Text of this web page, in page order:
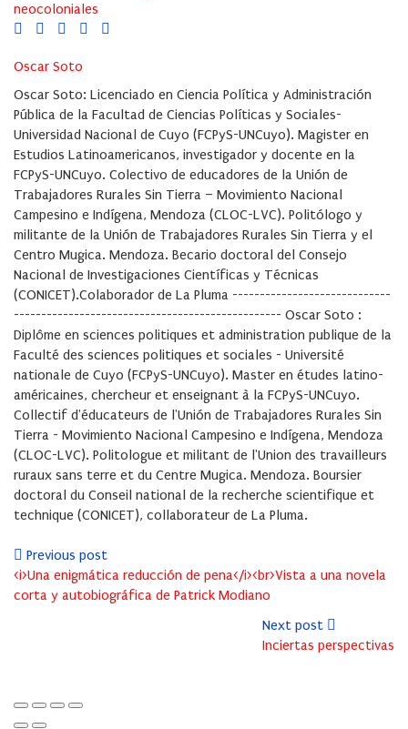
neocoloniales
Oscar Soto
Oscar Soto: Licenciado en Ciencia Política y Administración
Pública de la Facultad de Ciencias Políticas y Sociales-
Universidad Nacional de Cuyo (FCPyS-UNCuyo). Magister en
Estudios Latinoamericanos, investigador y docente en la
FCPyS-UNCuyo. Colectivo de educadores de la Unión de
Trabajadores Rurales Sin Tierra – Movimiento Nacional
Campesino e Indígena, Mendoza (CLOC-LVC). Politólogo y
militante de la Unión de Trabajadores Rurales Sin Tierra y el
Centro Mugica. Mendoza. Becario doctoral del Consejo
Nacional de Investigaciones Científicas y Técnicas
(CONICET).Colaborador de La Pluma -----------------------------
------------------------------------------------- Oscar Soto :
Diplôme en sciences politiques et administration publique de la
Faculté des sciences politiques et sociales - Université
nationale de Cuyo (FCPyS-UNCuyo). Master en études latino-
américaines, chercheur et enseignant à la FCPyS-UNCuyo.
Collectif d'éducateurs de l'Unión de Trabajadores Rurales Sin
Tierra - Movimiento Nacional Campesino e Indígena, Mendoza
(CLOC-LVC). Politologue et militant de l'Union des travailleurs
ruraux sans terre et du Centre Mugica. Mendoza. Boursier
doctoral du Conseil national de la recherche scientifique et
technique (CONICET), collaborateur de La Pluma.
Previous post
<i>Una enigmática reducción de pena</i><br>Vista a una novela
corta y autobiográfica de Patrick Modiano
Next post
Inciertas perspectivas